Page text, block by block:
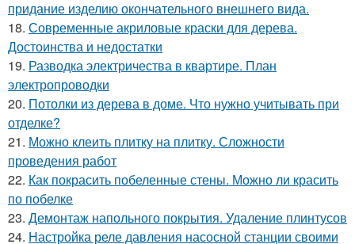
придание изделию окончательного внешнего вида.
18. Современные акриловые краски для дерева.
Достоинства и недостатки
19. Разводка электричества в квартире. План
электропроводки
20. Потолки из дерева в доме. Что нужно учитывать при
отделке?
21. Можно клеить плитку на плитку. Сложности
проведения работ
22. Как покрасить побеленные стены. Можно ли красить
по побелке
23. Демонтаж напольного покрытия. Удаление плинтусов
24. Настройка реле давления насосной станции своими